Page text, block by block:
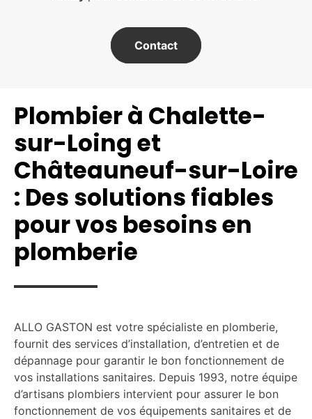
Contact
Plombier à Chalette-
sur-Loing et
Châteauneuf-sur-Loire
: Des solutions fiables
pour vos besoins en
plomberie
ALLO GASTON est votre spécialiste en plomberie,
fournit des services d’installation, d’entretien et de
dépannage pour garantir le bon fonctionnement de
vos installations sanitaires. Depuis 1993, notre équipe
d’artisans plombiers intervient pour assurer le bon
fonctionnement de vos équipements sanitaires et de